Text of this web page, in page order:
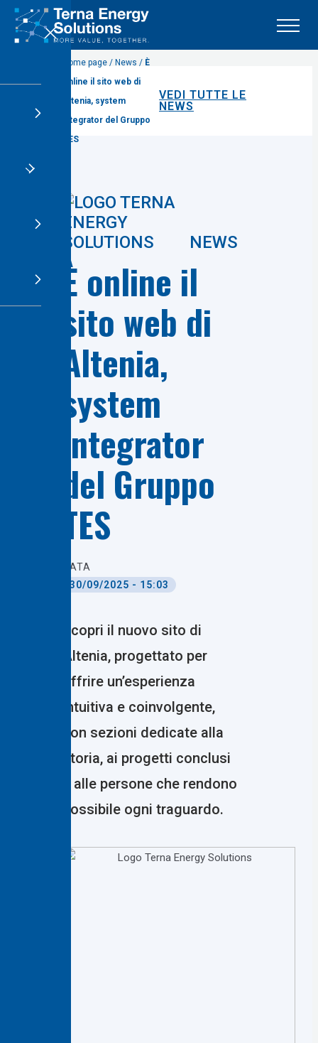
X
Home page / News / È
online il sito web di
Altenia, system
integrator del Gruppo
TES
VEDI TUTTE LE
NEWS
NEWS
È online il
sito web di
Altenia,
system
integrator
del Gruppo
TES
DATA
30/09/2025 - 15:03
Scopri il nuovo sito di
Altenia, progettato per
offrire un’esperienza
intuitiva e coinvolgente,
con sezioni dedicate alla
storia, ai progetti conclusi
e alle persone che rendono
possibile ogni traguardo.